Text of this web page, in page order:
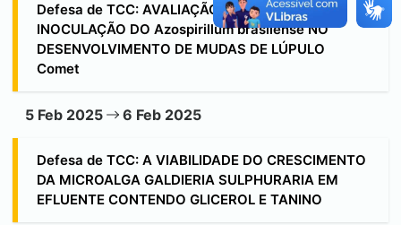
Defesa de TCC: AVALIAÇÃO DA INFLUÊNCIA DA
INOCULAÇÃO DO Azospirillum brasilense NO
DESENVOLVIMENTO DE MUDAS DE LÚPULO
Comet
5 Feb 2025 6 Feb 2025
Defesa de TCC: A VIABILIDADE DO CRESCIMENTO
DA MICROALGA GALDIERIA SULPHURARIA EM
EFLUENTE CONTENDO GLICEROL E TANINO